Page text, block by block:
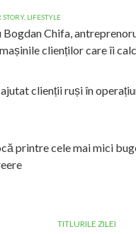
STORY, LIFESTYLE
Bogdan Chifa,
clienților care îi
clienții ruși în
printre cele mai mici
TITLURILE ZILEI